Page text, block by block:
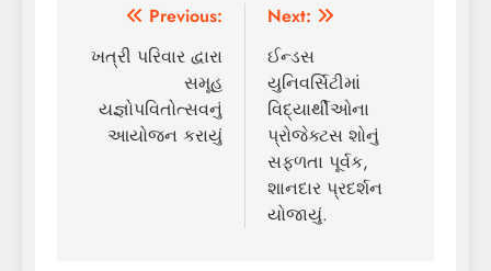
Post
navigation
Previous:
ખત્રી પરિવાર દ્વારા
સમૂહ
યજ્ઞોપવિતોત્સવનું
આયોજન કરાયું
Next:
ઈન્ડસ
યુનિવર્સિટીમાં
વિદ્યાર્થીઓના
પ્રોજેક્ટસ શોનું
સફળતા પૂર્વક,
શાનદાર પ્રદર્શન
યોજાયું.